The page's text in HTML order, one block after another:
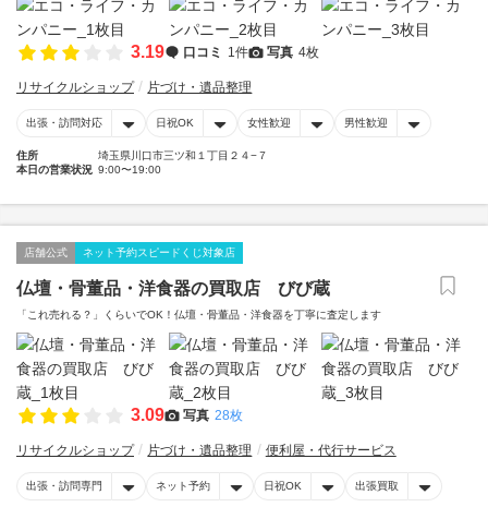
3.19 口コミ 1件 写真 4枚
リサイクルショップ 片づけ・遺品整理
出張・訪問対応 日祝OK 女性歓迎 男性歓迎
住所
埼玉県川口市三ツ和１丁目２４−７
本日の営業状況 9:00〜19:00
店舗公式 ネット予約スピードくじ対象店
仏壇・骨董品・洋食器の買取店 びび蔵
「これ売れる？」くらいでOK！仏壇・骨董品・洋食器を丁寧に査定します
3.09 写真 28枚
リサイクルショップ 片づけ・遺品整理 便利屋・代行サービス
出張・訪問専門 ネット予約 日祝OK 出張買取